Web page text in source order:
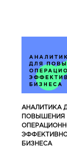
АНАЛИТИКА
ПОВЫШЕНИЯ
БИЗНЕСА